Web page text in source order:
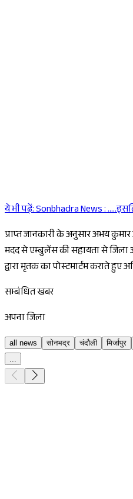
ये भी पढ़ें:Sonbhadra News :
प्राप्त जानकारी के अनुसार अभय
मदद से एम्बुलेंस की सहायता से जिला
द्वारा मृतक का पोस्टमार्टम कराते हुए
सम्बंधित खबर
अपना जिला
all news सोनभद्र चंदौली मिर्जापुर
...